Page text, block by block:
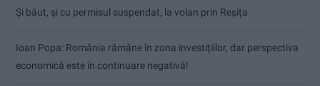
Și băut, și cu permisul suspendat, la volan prin Reșița
Ioan Popa: România rămâne în zona investițiilor, dar perspectiva
economică este în continuare negativă!